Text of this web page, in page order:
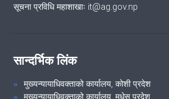
सूचना प्रविधि महाशाखाः it@ag.gov.np
सान्दर्भिक लिंक
मुख्यन्यायाधिवक्ताको कार्यालय, कोशी प्रदेश
मुख्यन्यायाधिवक्ताको कार्यालय, मधेस प्रदेश